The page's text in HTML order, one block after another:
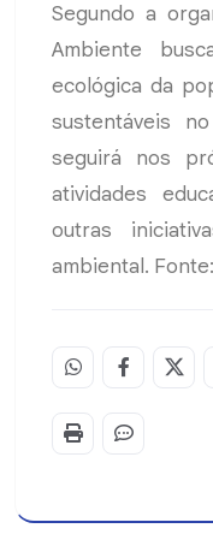
Segundo a
Ambiente
ecológica da
sustentáveis
seguirá nos
atividades
outras
ambiental.